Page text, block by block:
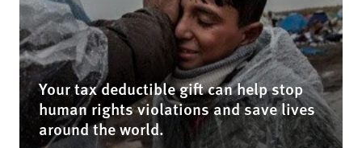
Your tax deductible gift can help stop
human rights violations and save lives
around the world.